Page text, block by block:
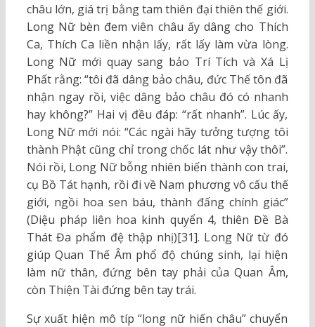
châu lớn, giá trị bằng tam thiên đại thiên thế giới.
Long Nữ bèn đem viên châu ấy dâng cho Thích
Ca, Thích Ca liền nhận lấy, rất lấy làm vừa lòng.
Long Nữ mới quay sang bảo Trí Tích và Xá Lị
Phất rằng: “tôi đã dâng bảo châu, đức Thế tôn đã
nhận ngay rồi, việc dâng bảo châu đó có nhanh
hay không?” Hai vị đều đáp: “rất nhanh”. Lúc ấy,
Long Nữ mới nói: “Các ngài hãy tưởng tượng tôi
thành Phật cũng chỉ trong chốc lát như vậy thôi”.
Nói rồi, Long Nữ bỗng nhiên biến thành con trai,
cụ Bồ Tát hạnh, rồi đi về Nam phương vô cấu thế
giới, ngồi hoa sen báu, thành đấng chính giác”
(Diệu pháp liên hoa kinh quyển 4, thiên Đề Bà
Thát Đa phẩm đệ thập nhị)[31]. Long Nữ từ đó
giúp Quan Thế Âm phổ độ chúng sinh, lại hiện
làm nữ thân, đứng bên tay phải của Quan Âm,
còn Thiện Tài đứng bên tay trái.
Sự xuất hiện mô típ “long nữ hiến châu” chuyển